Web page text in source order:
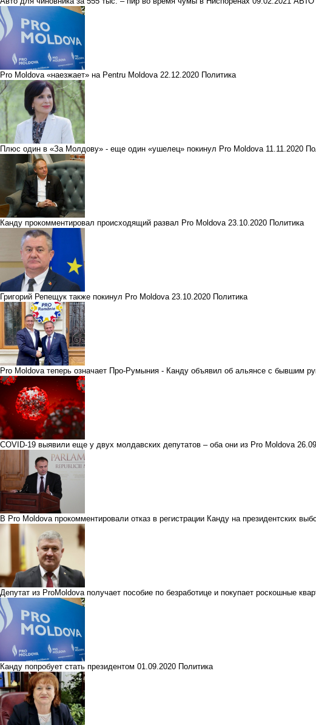
Pro Moldova «наезжает» на Pentru Moldova 22.12.2020 Политика
Плюс один в «За Молдову» - еще один «ушелец» покинул Pro Moldova 11.11.2020
Канду прокомментировал происходящий развал Pro Moldova 23.10.2020 Политика
Григорий Репещук также покинул Pro Moldova 23.10.2020 Политика
Pro Moldova теперь означает Про-Румыния - Канду объявил об альянсе с бывшим
COVID-19 выявили еще у двух молдавских депутатов – оба они из Pro Moldova
В Pro Moldova прокомментировали отказ в регистрации Канду на президентских
Депутат из ProMoldova получает пособие по безработице и покупает роскошные
Канду попробует стать президентом 01.09.2020 Политика